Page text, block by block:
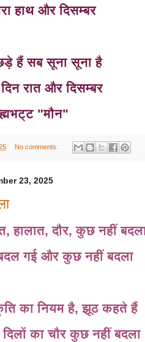
हाथ और दिसम्बर
हैं सबसूना सूना है
रात और दिसम्बर
"मौन"
No comments:
23, 2025
हालात, दौर, कुछ नहीं
गई और कुछ नहीं बदला
का नियम है, झूठ कहते हैं
का चौर कुछ नहीं बदला